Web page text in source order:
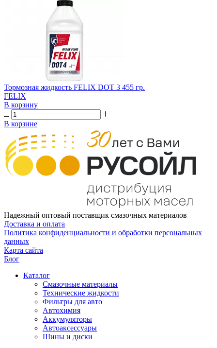
Тормозная жидкость FELIX DOT 3 455 гр.
FELIX
В корзину
В корзине
Надежный оптовый поставщик смазочных материалов
Доставка и оплата
Политика конфиденциальности и обработки персональных
данных
Карта сайта
Блог
Каталог
Смазочные материалы
Технические жидкости
Фильтры для авто
Автохимия
Аккумуляторы
Автоаксессуары
Шины и диски